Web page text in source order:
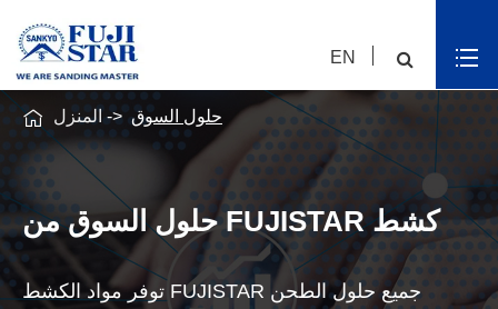
EN
حلول السوق من FUJISTAR كشط
توفر مواد الكشط FUJISTAR جميع حلول الطحن
 المنزل حلول السوق